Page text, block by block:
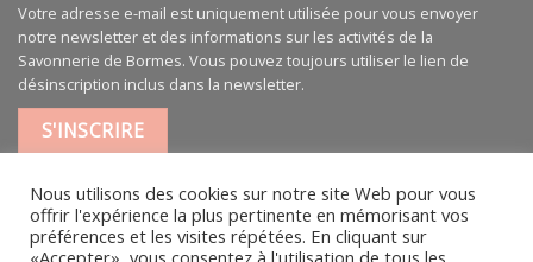
Votre adresse e-mail est uniquement utilisée pour vous envoyer
notre newsletter et des informations sur les activités de la
Savonnerie de Bormes. Vous pouvez toujours utiliser le lien de
désinscription inclus dans la newsletter.
Nous utilisons des cookies sur notre site Web pour vous
offrir l'expérience la plus pertinente en mémorisant vos
préférences et les visites répétées. En cliquant sur
«Accepter», vous consentez à l'utilisation de tous les